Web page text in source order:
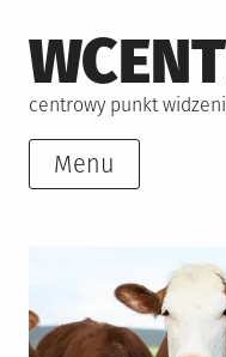
to
content
centrowy punkt
Menu